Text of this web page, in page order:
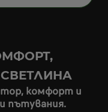
комфорт и
пътувания.